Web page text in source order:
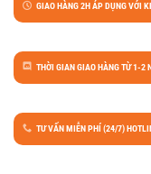
GIAO HÀNG 2H ÁP DỤNG VỚI
THỜI GIAN GIAO HÀNG TỪ 1-2
TƯ VẤN MIỄN PHÍ (24/7)